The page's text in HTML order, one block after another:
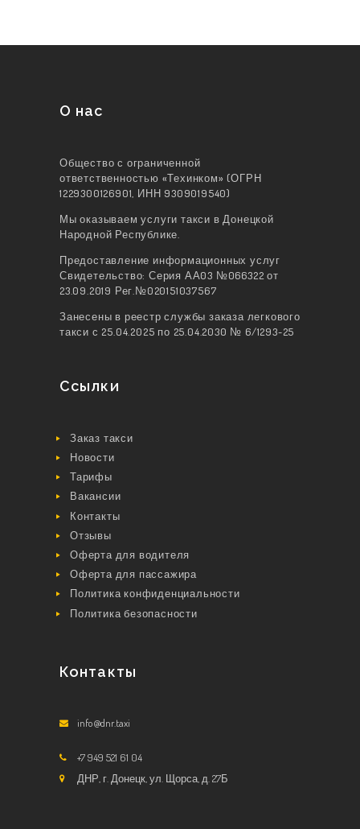
О нас
Общество с ограниченной
ответственностью «Техинком» (ОГРН
1229300126901, ИНН 9309019540)
Мы оказываем услуги такси в Донецкой
Народной Республике.
Предоставление информационных услуг
Свидетельство: Серия АА03 №066322 от
23.09.2019 Рег.№020151037567
Занесены в реестр службы заказа легкового
такси с 25.04.2025 по 25.04.2030 № 6/1293-25
Ссылки
Заказ такси
Новости
Тарифы
Вакансии
Контакты
Отзывы
Оферта для водителя
Оферта для пассажира
Политика конфиденциальности
Политика безопасности
Контакты
info@dnr.taxi
+7 949 521 61 04
ДНР, г. Донецк, ул. Щорса, д. 27Б